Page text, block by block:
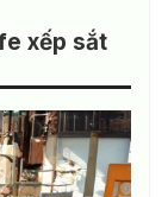
xếp sắt